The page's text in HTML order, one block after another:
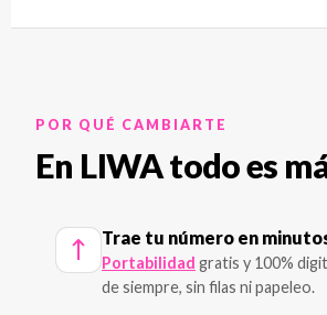
POR QUÉ CAMBIARTE
En LIWA todo es
Trae tu número en
Portabilidad gratis y 100%
de siempre, sin filas ni papeleo.